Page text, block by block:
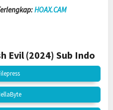
HOAX.CAM
Evil (2024) Sub Indo